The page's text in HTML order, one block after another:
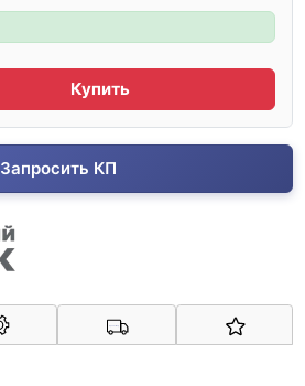
Купить
Запросить КП